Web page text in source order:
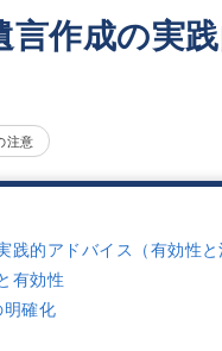
言作成の実
注意
的アドバイス（有効性と
有効性
明確化